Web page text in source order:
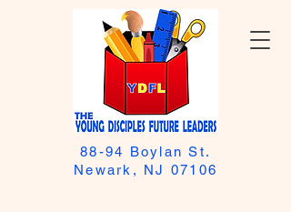
88-94 Boylan St.
Newark, NJ 07106